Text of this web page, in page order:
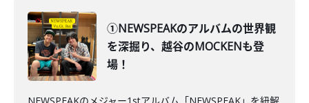
①NEWSPEAKのアルバムの世界観
を深掘り、越谷のMOCKENも登
場！